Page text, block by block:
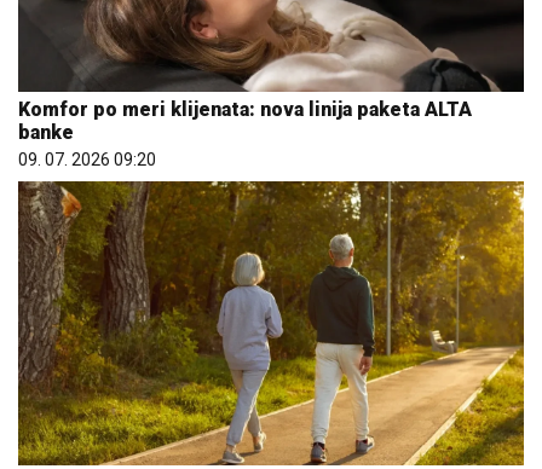
Komfor po meri klijenata: nova linija paketa ALTA
banke
09. 07. 2026 09:20